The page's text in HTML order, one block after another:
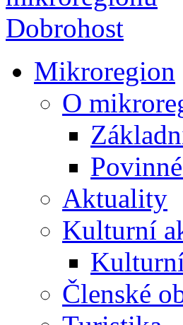
Mikroregion
O
Aktuality
Kulturní
Členské